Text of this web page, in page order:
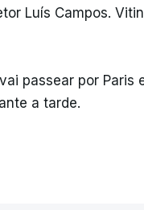
Luís Campos.
passear por Paris
a tarde.